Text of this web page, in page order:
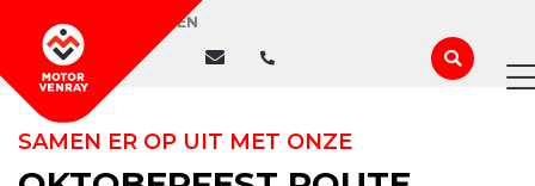
WIJ ZIJN GESLOTEN
SAMEN ER OP UIT MET ONZE